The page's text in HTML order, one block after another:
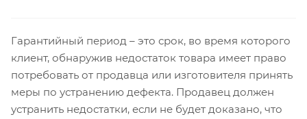
Гарантийный период – это срок, во время которого
клиент, обнаружив недостаток товара имеет право
потребовать от продавца или изготовителя принять
меры по устранению дефекта. Продавец должен
устранить недостатки, если не будет доказано, что